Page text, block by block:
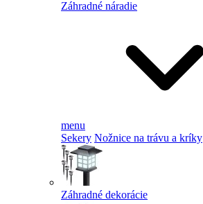
Záhradné náradie
menu
Sekery Nožnice na trávu a kríky
Záhradné dekorácie